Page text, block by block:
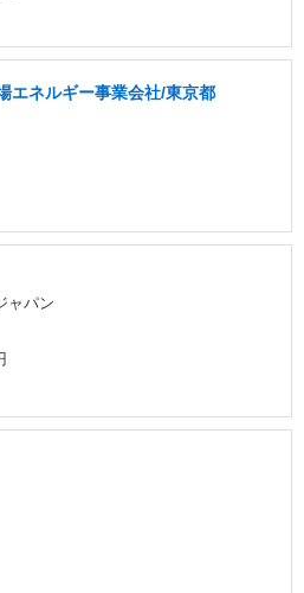
エネルギー事業会社/東京都
ャパン